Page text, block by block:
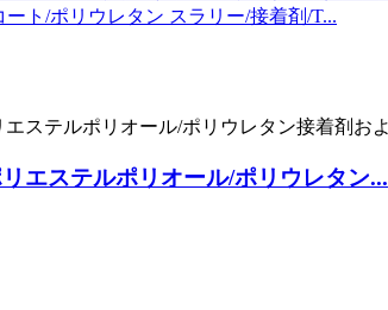
ート/ポリウレタン スラリー/接着剤/T...
エステルポリオール/ポリウレタン...